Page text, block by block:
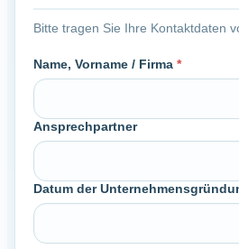
Bitte tragen Sie Ihre Kontaktdaten
Name, Vorname / Firma *
Ansprechpartner
Datum der